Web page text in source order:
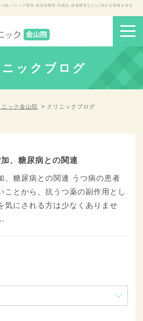
病,パニック障害,強迫性障害,不眠症,発達障害など)に関する情報を発信
ックブログ
ック金山院 クリニックブログ
、糖尿病との関連
、糖尿病との関連 うつ病の患者
ことから、抗うつ薬の副作用とし
気にされる方は少なくありませ